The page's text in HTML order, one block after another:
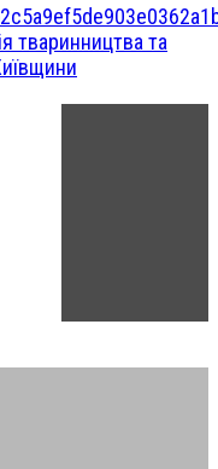
тваринництва та